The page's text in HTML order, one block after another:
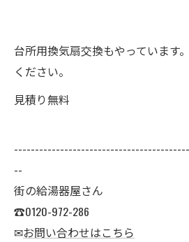
台所用換気扇交換もやっています
ください。
見積り無料
--
街の給湯器屋さん
☎0120-972-286
✉お問い合わせはこちら